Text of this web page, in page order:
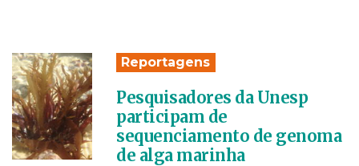
Reportagens
Pesquisadores da Unesp
participam de
sequenciamento de genoma
de alga marinha